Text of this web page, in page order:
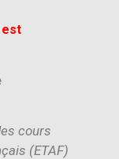
est
cours
(ETAF)